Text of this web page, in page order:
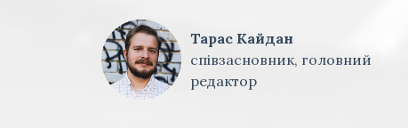
Тарас Кайдан
співзасновник, головний
редактор